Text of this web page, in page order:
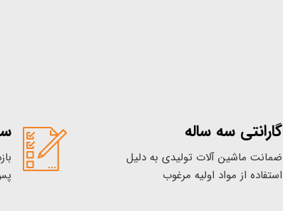
گارانتی سه ساله
ضمانت ماشین آلات تولیدی به دلیل
استفاده از مواد اولیه مرغوب